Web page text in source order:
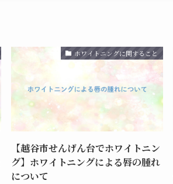
ホワイトニングに関すること
【越谷市せんげん台でホワイトニン
グ】ホワイトニングによる唇の腫れ
について